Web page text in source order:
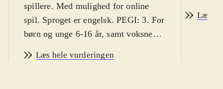
spillere. Med mulighed for online
spil. Sproget er engelsk. PEGI: 3. For
børn og unge 6-16 år, samt voksne
Man er hurtigt i gang med Vancouver
Læs hele vurderingen
Læs